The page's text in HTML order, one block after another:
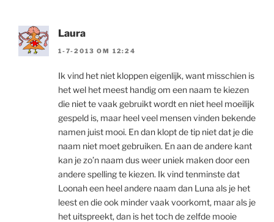
Laura
1-7-2013 OM 12:24
Ik vind het niet kloppen eigenlijk, want misschien is
het wel het meest handig om een naam te kiezen
die niet te vaak gebruikt wordt en niet heel moeilijk
gespeld is, maar heel veel mensen vinden bekende
namen juist mooi. En dan klopt de tip niet dat je die
naam niet moet gebruiken. En aan de andere kant
kan je zo’n naam dus weer uniek maken door een
andere spelling te kiezen. Ik vind tenminste dat
Loonah een heel andere naam dan Luna als je het
leest en die ook minder vaak voorkomt, maar als je
het uitspreekt, dan is het toch de zelfde mooie